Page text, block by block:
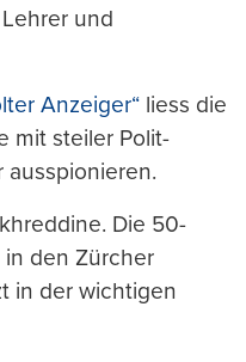
und
Anzeiger“ liess die
mit steiler Polit-
ausspionieren.
Die 50-
den Zürcher
in der wichtigen